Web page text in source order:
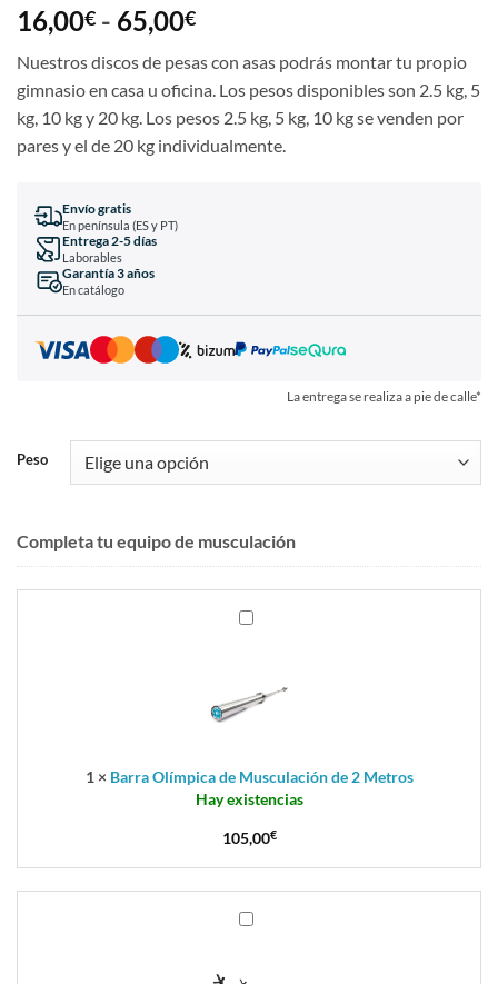
Valorado
con4.86
base a
14
valoraciones
de clientes
16,00€ - 65,00€
Nuestros discos de pesas con asas podrás montar tu propio
gimnasio en casa u oficina. Los pesos disponibles son 2.5 kg, 5
kg, 10 kg y 20 kg. Los pesos 2.5 kg, 5 kg, 10 kg se venden por
pares y el de 20 kg individualmente.
Envío gratis
En península (ES y PT)
Entrega 2-5 días
Laborables
Garantía 3 años
En catálogo
La entrega se realiza a pie de calle*
Peso
Completa tu equipo de musculación
1 × Barra Olímpica de Musculación de 2 Metros
Hay existencias
105,00€